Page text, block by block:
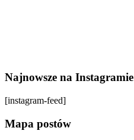
Najnowsze na Instagramie
[instagram-feed]
Mapa postów